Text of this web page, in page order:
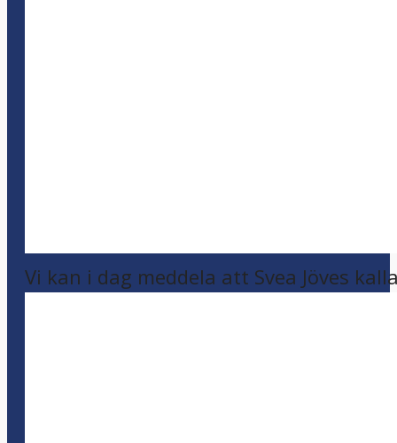
Vi kan i dag meddela att Svea Jöves